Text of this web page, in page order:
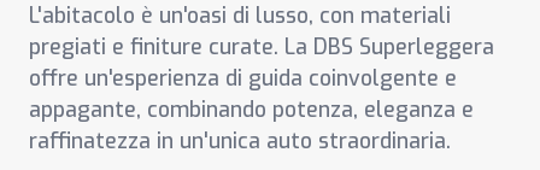
L'abitacolo è un'oasi di lusso, con materiali
pregiati e finiture curate. La DBS Superleggera
offre un'esperienza di guida coinvolgente e
appagante, combinando potenza, eleganza e
raffinatezza in un'unica auto straordinaria.